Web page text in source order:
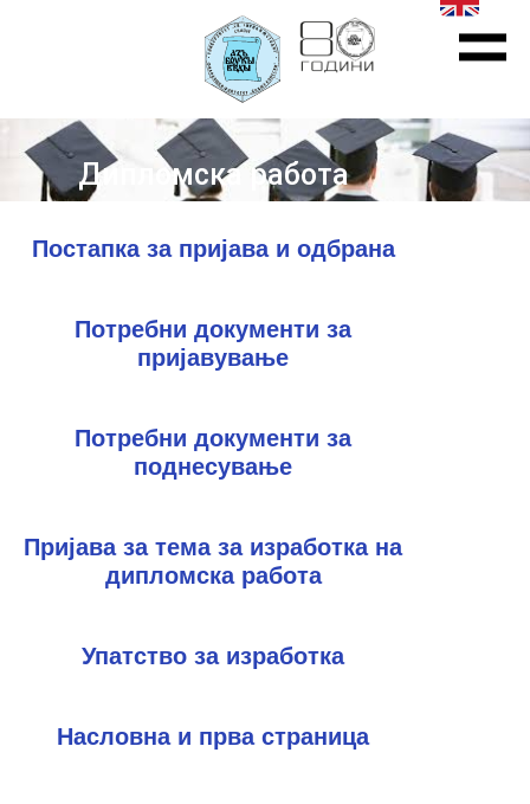
Дипломска работа
Постапка за пријава и одбрана
Потребни документи за
пријавување
Потребни документи за
поднесување
Пријава за тема за изработка на
дипломска работа
Упатство за изработка
Насловна и прва страница